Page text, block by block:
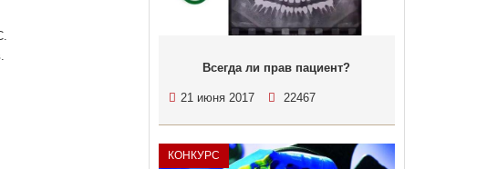
Всегда ли прав пациент?
21 июня 2017 22467
КОНКУРС